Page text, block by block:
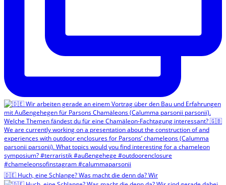
🇩🇪 Huch, eine Schlange? Was macht die denn da? Wir